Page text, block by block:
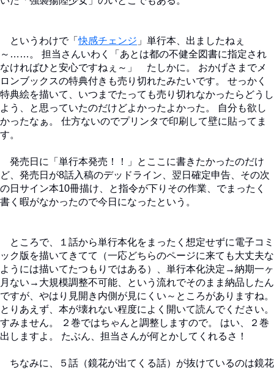
というわけで「快感チェンジ 」単行本、出ましたねぇ
～……。 担当さんいわく「あとは都の不健全図書に指定され
なければひと安心ですねぇ～」 たしかに。 おかげさまでメ
ロンブックスの特典付きも売り切れたみたいです。 せっかく
特典絵を描いて、いつまでたっても売り切れなかったらどうし
よう、と思っていたのだけどよかったよかった。 自分も欲し
かったなぁ。 仕方ないのでプリンタで印刷して壁に貼ってま
す。
発売日に「単行本発売！！」とここに書きたかったのだけ
ど、発売日が8話入稿のデッドライン、翌日確定申告、その次
の日サイン本10冊描け、と指令が下りその作業、でまったく
書く暇がなかったので今日になったという。
ところで、１話から単行本化をまったく想定せずに電子コミ
ック版を描いてきてて（一応どちらのページに来ても大丈夫な
ようには描いてたつもりではある）、単行本化決定→納期一ヶ
月ない→大規模調整不可能、という流れでそのまま納品したん
ですが、やはり見開き内側が見にくい～ところがありますね。
とりあえず、本が壊れない程度によく開いて読んでください。
すみません。 ２巻ではちゃんと調整しますので。 はい、２巻
出しますよ。 たぶん、担当さんが何とかしてくれるさ！
ちなみに、５話（鏡花が出てくる話）が抜けているのは鏡花